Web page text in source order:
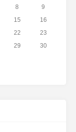
8
9
15
16
22
23
29
30